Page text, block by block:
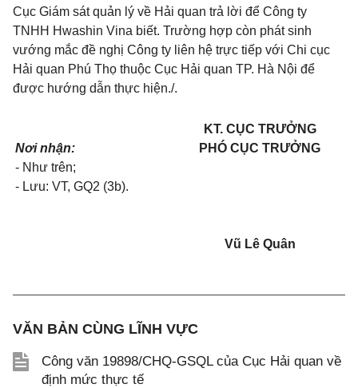
Cục Giám sát quản lý về Hải quan trả lời để Công ty
TNHH Hwashin Vina biết. Trường hợp còn phát sinh
vướng mắc đề nghị Công ty liên hệ trực tiếp với Chi cục
Hải quan Phú Thọ thuộc Cục Hải quan TP. Hà Nội để
được hướng dẫn thực hiện./.
Nơi nhận:
- Như trên;
- Lưu: VT, GQ2 (3b).
KT. CỤC TRƯỞNG
PHÓ CỤC TRƯỞNG
Vũ Lê Quân
VĂN BẢN CÙNG LĨNH VỰC
Công văn 19898/CHQ-GSQL của Cục Hải quan về
định mức thực tế